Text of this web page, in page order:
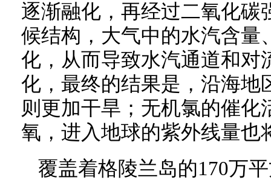
逐渐融化，再经过二氧化碳
候结构，大气中的水汽含量
化，从而导致水汽通道和对
化，最终的结果是，沿海地
则更加干旱；无机氯的催化
氧，进入地球的紫外线量也
覆盖着格陵兰岛的170万